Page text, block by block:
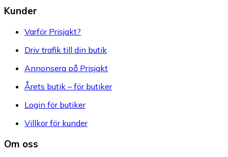
Kunder
Varför Prisjakt?
Driv trafik till din butik
Annonsera på Prisjakt
Årets butik – för butiker
Login för butiker
Villkor för kunder
Om oss